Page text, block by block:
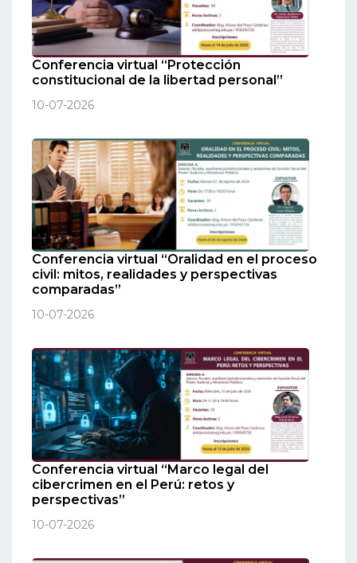
Conferencia virtual “Protección
constitucional de la libertad personal”
10-07-2026
Conferencia virtual “Oralidad en el proceso
civil: mitos, realidades y perspectivas
comparadas”
10-07-2026
Conferencia virtual “Marco legal del
cibercrimen en el Perú: retos y
perspectivas”
10-07-2026